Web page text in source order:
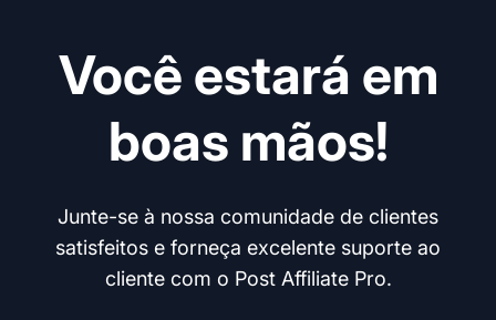
Você estará em
boas mãos!
Junte-se à nossa comunidade de clientes
satisfeitos e forneça excelente suporte ao
cliente com o Post Affiliate Pro.